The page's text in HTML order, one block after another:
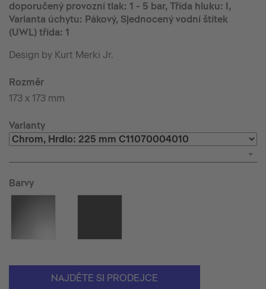
doporučený provozní tlak: 1 - 5 bar, Třída hluku: I,
Varianta úchytu: Pákový, Sjednocený vodní štítek
(UWL) třída: 1
Design by Kurt Merki Jr.
Rozměr
173 x 173 mm
Varianty
Barvy
NAJDĚTE SI PRODEJCE